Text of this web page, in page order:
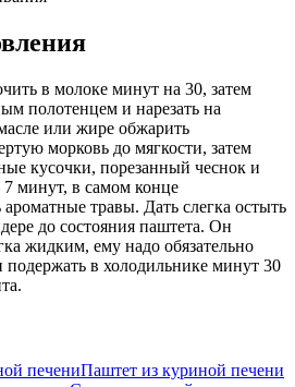
в молоке минут на 30, затем
полотенцем и нарезать на
или жире обжарить
морковь до мягкости, затем
кусочки, порезанный чеснок и
минут, в самом конце
травы. Дать слегка остыть
до состояния паштета. Он
жидким, ему надо обязательно
подержать в холодильнике минут 30
Паштет из куриной печени